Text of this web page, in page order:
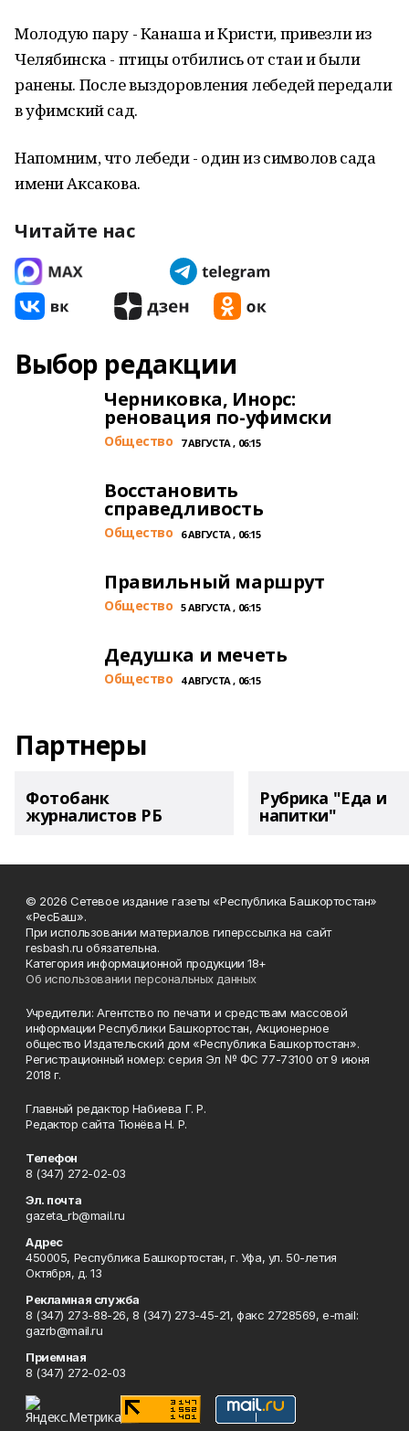
Молодую пару - Канаша и Кристи, привезли из
Челябинска - птицы отбились от стаи и были
ранены. После выздоровления лебедей передали
в уфимский сад.
Напомним, что лебеди - один из символов сада
имени Аксакова.
Читайте нас
Выбор редакции
Черниковка, Инорс:
реновация по-уфимски
Общество 7 АВГУСТА , 06:15
Восстановить
справедливость
Общество 6 АВГУСТА , 06:15
Правильный маршрут
Общество 5 АВГУСТА , 06:15
Дедушка и мечеть
Общество 4 АВГУСТА , 06:15
Партнеры
Фотобанк
журналистов РБ
Рубрика "Еда и
напитки"
© 2026 Сетевое издание газеты «Республика Башкортостан»
«РесБаш».
При использовании материалов гиперссылка на сайт
resbash.ru обязательна.
Категория информационной продукции 18+
Об использовании персональных данных
Учредители: Агентство по печати и средствам массовой
информации Республики Башкортостан, Акционерное
общество Издательский дом «Республика Башкортостан».
Регистрационный номер: серия Эл № ФС 77-73100 от 9 июня
2018 г.
Главный редактор Набиева Г. Р.
Редактор сайта Тюнёва Н. Р.
Телефон
8 (347) 272-02-03
Эл. почта
gazeta_rb@mail.ru
Адрес
450005, Республика Башкортостан, г. Уфа, ул. 50-летия
Октября, д. 13
Рекламная служба
8 (347) 273-88-26, 8 (347) 273-45-21, факс 2728569, e-mail:
gazrb@mail.ru
Приемная
8 (347) 272-02-03